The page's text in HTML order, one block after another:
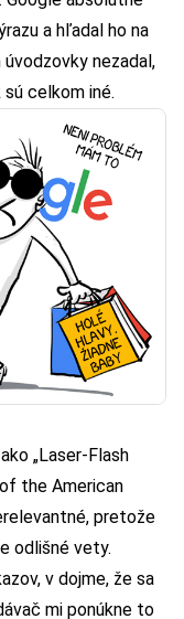
a hľadal ho na
nezadal,
celkom iné.
„Laser-Flash
the American
pretože
odlišné vety.
v dojme, že sa
mi ponúkne to